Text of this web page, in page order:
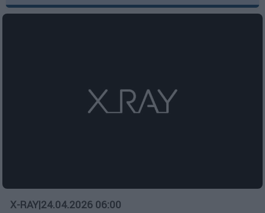
X-RAY|24.04.2026 06:00